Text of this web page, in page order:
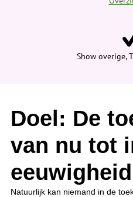
Show overige,
Doel: De
van nu tot
eeuwigheid
Natuurlijk kan niemand in de